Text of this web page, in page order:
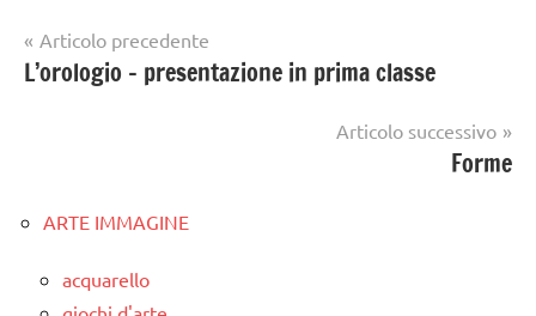
Navigazione
articoli
Articolo precedente
L’orologio – presentazione in prima classe
Articolo successivo
Forme
ARTE IMMAGINE
acquarello